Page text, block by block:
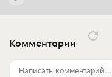
Комментарии
Написать комментарий...